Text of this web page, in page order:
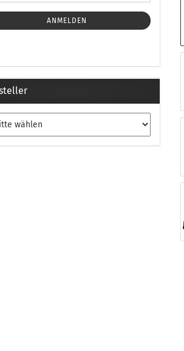
Fahrradträger
Thule
Clamp Fußsatz
normalen Dach
Thule
Fußsatz
integrierter
Thule
Fußsatz
Fußsatz
ANMELDEN